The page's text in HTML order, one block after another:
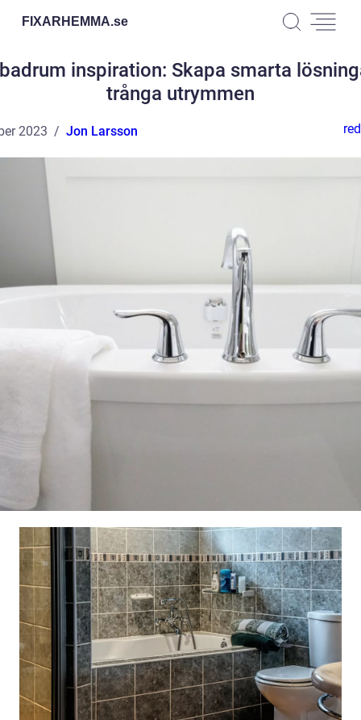
FIXARHEMMA.se
inspiration: Skapa smarta
trånga utrymmen
2023 Jon Larsson